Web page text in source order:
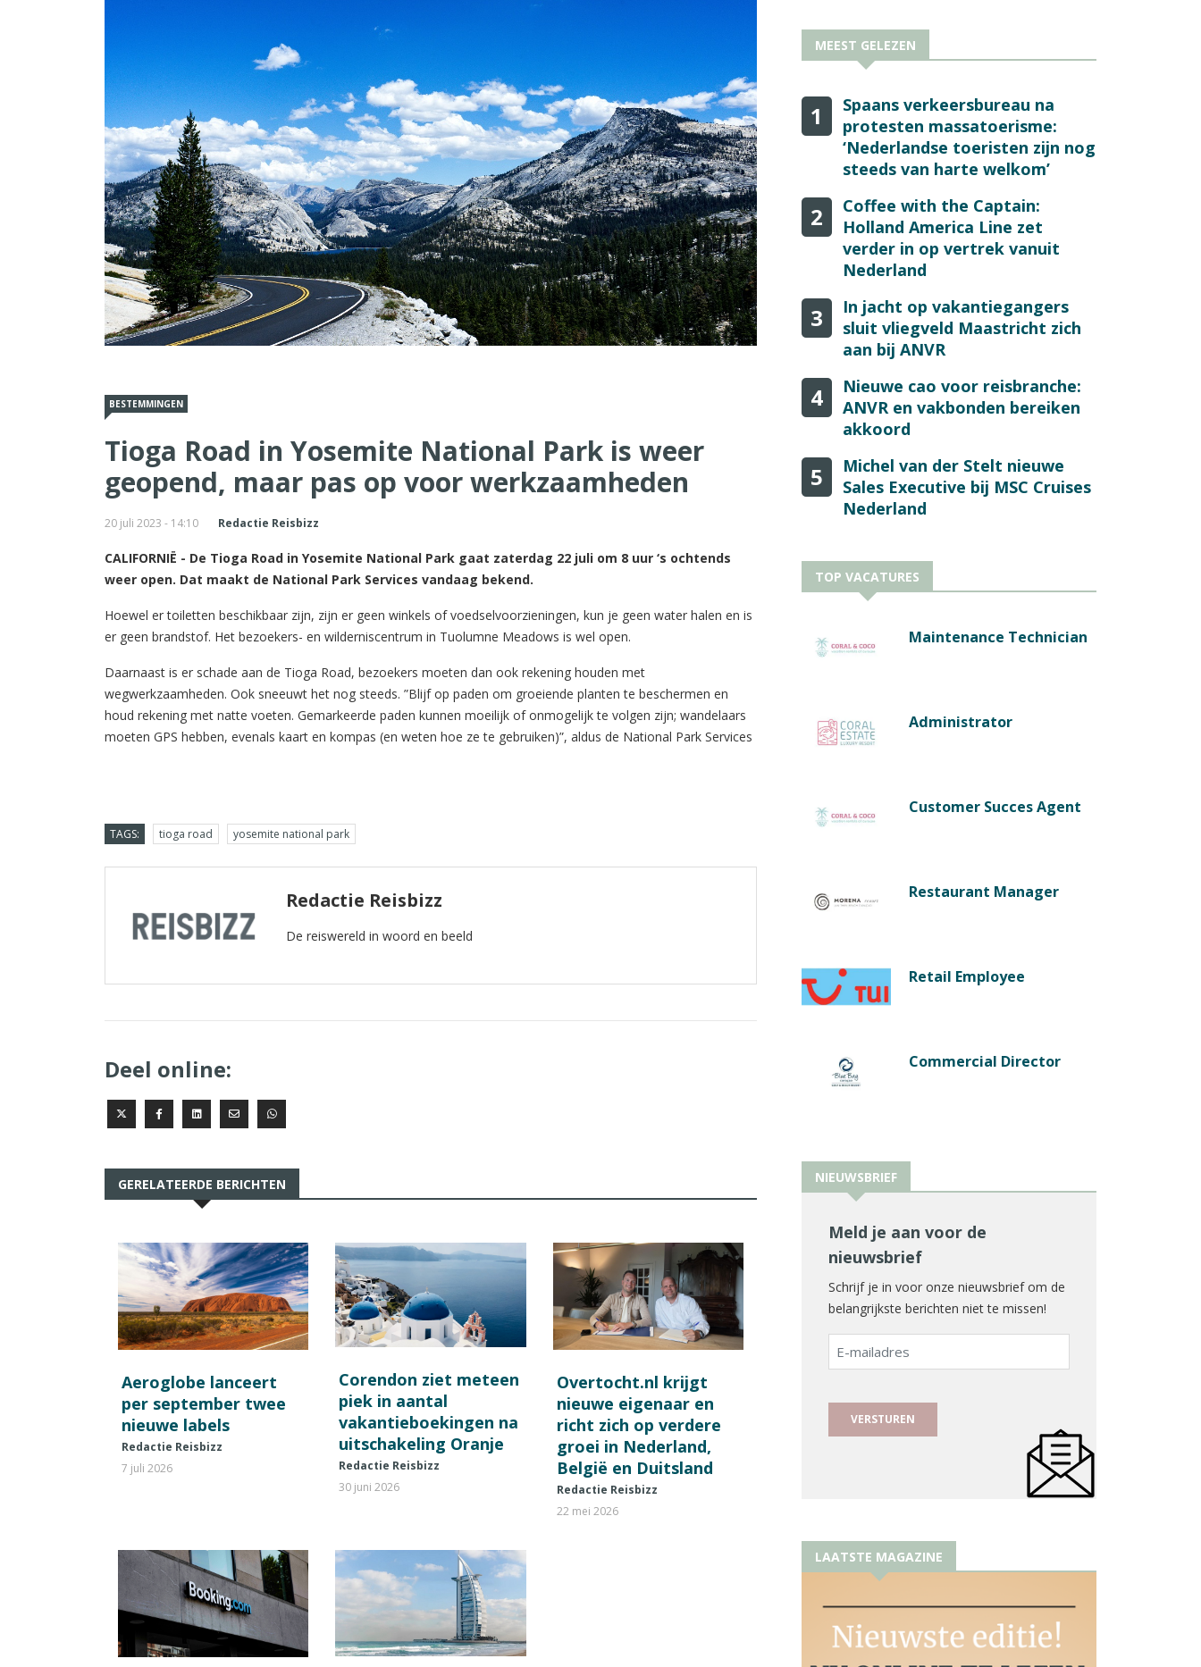
BESTEMMINGEN
Tioga Road in Yosemite National Park is weer
geopend, maar pas op voor werkzaamheden
20 juli 2023 - 14:10 Redactie Reisbizz
CALIFORNIË - De Tioga Road in Yosemite National Park gaat zaterdag 22 juli om 8 uur ‘s ochtends
weer open. Dat maakt de National Park Services vandaag bekend.
Hoewel er toiletten beschikbaar zijn, zijn er geen winkels of voedselvoorzieningen, kun je geen water halen en is
er geen brandstof. Het bezoekers- en wilderniscentrum in Tuolumne Meadows is wel open.
Daarnaast is er schade aan de Tioga Road, bezoekers moeten dan ook rekening houden met
wegwerkzaamheden. Ook sneeuwt het nog steeds. ”Blijf op paden om groeiende planten te beschermen en
houd rekening met natte voeten. Gemarkeerde paden kunnen moeilijk of onmogelijk te volgen zijn; wandelaars
moeten GPS hebben, evenals kaart en kompas (en weten hoe ze te gebruiken)”, aldus de National Park Services
TAGS: tioga road yosemite national park
Redactie Reisbizz
De reiswereld in woord en beeld
Deel online:
GERELATEERDE BERICHTEN
Aeroglobe lanceert
per september twee
nieuwe labels
Redactie Reisbizz
7 juli 2026
Corendon ziet meteen
piek in aantal
vakantieboekingen na
uitschakeling Oranje
Redactie Reisbizz
30 juni 2026
Overtocht.nl krijgt
nieuwe eigenaar en
richt zich op verdere
groei in Nederland,
België en Duitsland
Redactie Reisbizz
22 mei 2026
MEEST GELEZEN
1
Spaans verkeersbureau na
protesten massatoerisme:
‘Nederlandse toeristen zijn nog
steeds van harte welkom’
2
Coffee with the Captain:
Holland America Line zet
verder in op vertrek vanuit
Nederland
3
In jacht op vakantiegangers
sluit vliegveld Maastricht zich
aan bij ANVR
4
Nieuwe cao voor reisbranche:
ANVR en vakbonden bereiken
akkoord
5
Michel van der Stelt nieuwe
Sales Executive bij MSC Cruises
Nederland
TOP VACATURES
Maintenance Technician
Administrator
Customer Succes Agent
Restaurant Manager
Retail Employee
Commercial Director
NIEUWSBRIEF
Meld je aan voor de
nieuwsbrief
Schrijf je in voor onze nieuwsbrief om de
belangrijkste berichten niet te missen!
E-
mailadres
LAATSTE MAGAZINE